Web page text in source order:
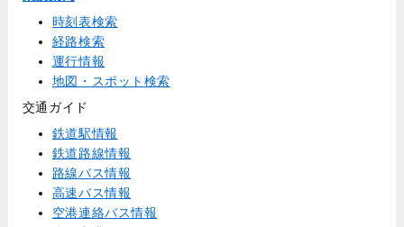
時刻表検索
経路検索
運行情報
地図・スポット検索
交通ガイド
鉄道駅情報
鉄道路線情報
路線バス情報
高速バス情報
空港連絡バス情報